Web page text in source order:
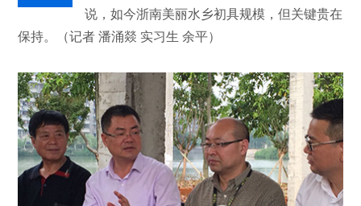
说，如今浙南美丽水乡初具规模，但关键贵在
保持。（记者 潘涌燚 实习生 余平）